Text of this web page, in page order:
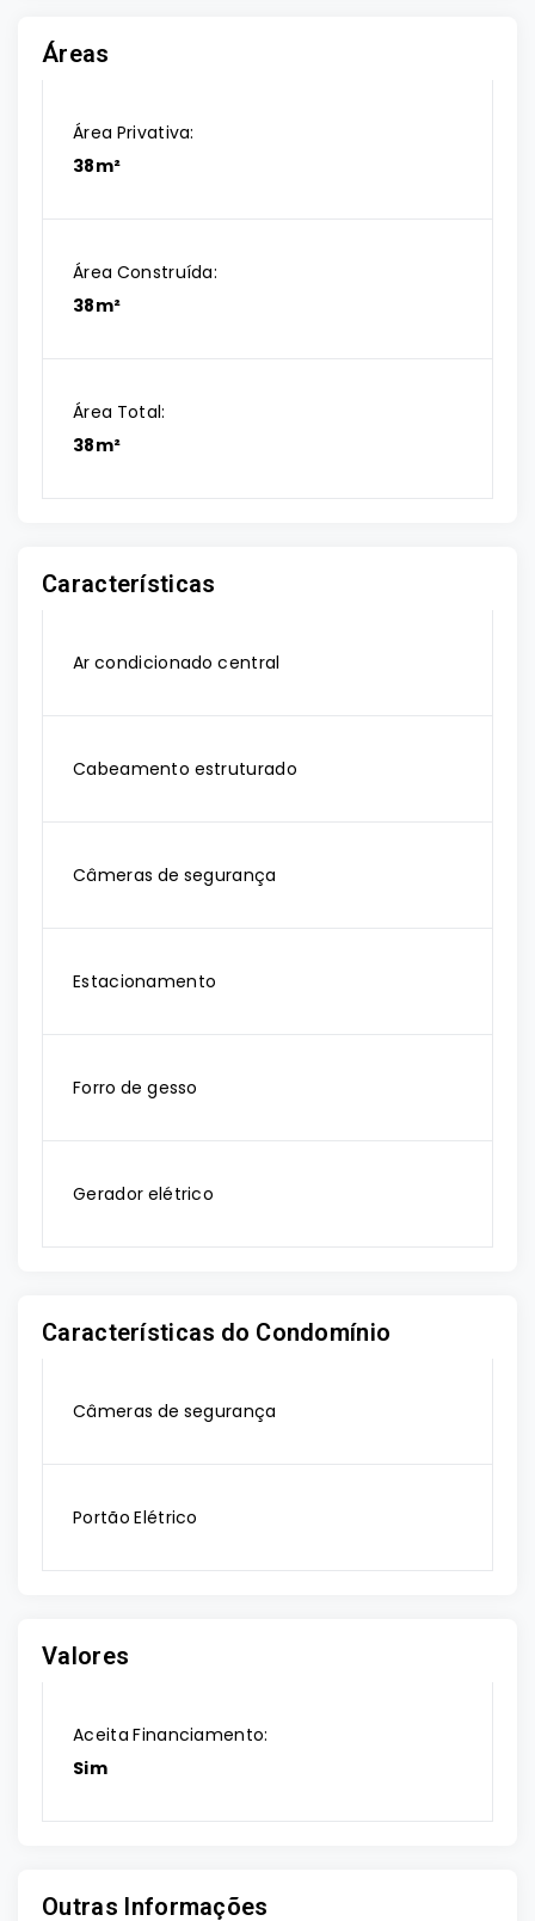
Áreas
Área Privativa:
38m²
Área Construída:
38m²
Área Total:
38m²
Características
Ar condicionado central
Cabeamento estruturado
Câmeras de segurança
Estacionamento
Forro de gesso
Gerador elétrico
Características do Condomínio
Câmeras de segurança
Portão Elétrico
Valores
Aceita Financiamento:
Sim
Outras Informações